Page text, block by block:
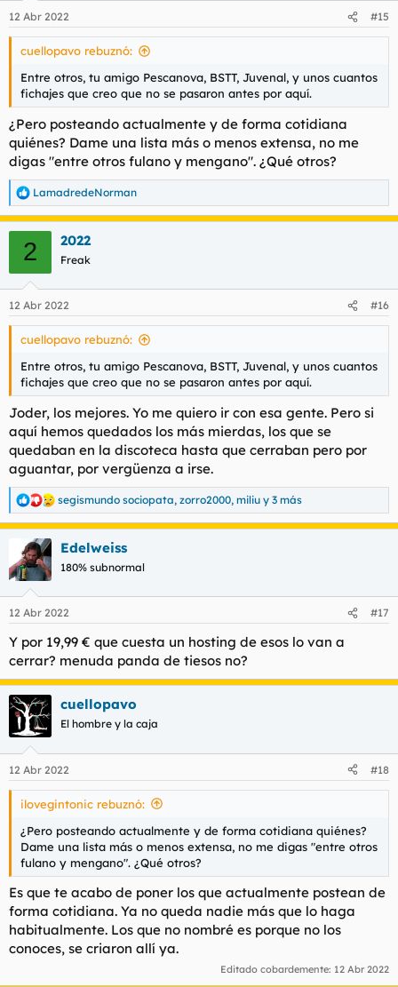
e
s
12 Abr 2022 #15
cuellopavo rebuznó:
Entre otros, tu amigo Pescanova, BSTT, Juvenal, y unos cuantos
fichajes que creo que no se pasaron antes por aquí.
¿Pero posteando actualmente y de forma cotidiana
quiénes? Dame una lista más o menos extensa, no me
digas "entre otros fulano y mengano". ¿Qué otros?
R
e
a
e
s
LamadredeNorman
2 2022
Freak
12 Abr 2022 #16
cuellopavo rebuznó:
Entre otros, tu amigo Pescanova, BSTT, Juvenal, y unos cuantos
fichajes que creo que no se pasaron antes por aquí.
Joder, los mejores. Yo me quiero ir con esa gente. Pero si
aquí hemos quedados los más mierdas, los que se
quedaban en la discoteca hasta que cerraban pero por
aguantar, por vergüenza a irse.
R
e
a
c
i
e
segismundo sociopata, zorro2000, miliu y 3 más
Edelweiss
180% subnormal
12 Abr 2022 #17
Y por 19,99 € que cuesta un hosting de esos lo van a
cerrar? menuda panda de tiesos no?
cuellopavo
El hombre y la caja
12 Abr 2022 #18
ilovegintonic rebuznó:
¿Pero posteando actualmente y de forma cotidiana quiénes?
Dame una lista más o menos extensa, no me digas "entre otros
fulano y mengano". ¿Qué otros?
Es que te acabo de poner los que actualmente postean de
forma cotidiana. Ya no queda nadie más que lo haga
habitualmente. Los que no nombré es porque no los
conoces, se criaron allí ya.
Editado cobardemente: 12 Abr 2022